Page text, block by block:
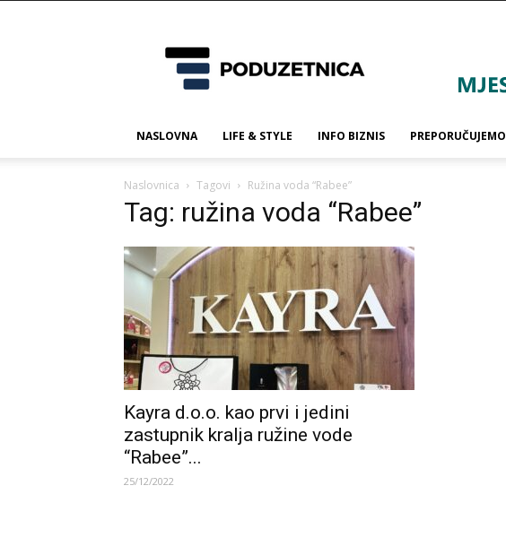
NASLOVNA LIFE & STYLE INFO BIZNIS PREPORUČUJEMO
Naslovnica Tagovi Ružina voda “Rabee”
Tag: ružina voda “Rabee”
Kayra d.o.o. kao prvi i jedini
zastupnik kralja ružine vode
“Rabee”...
25/12/2022